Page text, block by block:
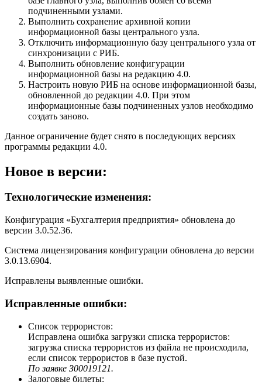
подчиненными узлами.
Выполнить сохранение архивной копии
информационной базы центрального узла.
Отключить информационную базу центрального узла от
синхронизации с РИБ.
Выполнить обновление конфигурации
информационной базы на редакцию 4.0.
Настроить новую РИБ на основе информационной базы,
обновленной до редакции 4.0. При этом
информационные базы подчиненных узлов необходимо
создать заново.
Данное ограничение будет снято в последующих версиях
программы редакции 4.0.
Новое в версии:
Технологические изменения:
Конфигурация «Бухгалтерия предприятия» обновлена до
версии 3.0.52.36.
Система лицензирования конфигурации обновлена до версии
3.0.13.6904.
Исправлены выявленные ошибки.
Исправленные ошибки:
Список террористов:
Исправлена ошибка загрузки списка террористов:
загрузка списка террористов из файла не происходила,
если список террористов в базе пустой.
По заявке З00019121.
Залоговые билеты: